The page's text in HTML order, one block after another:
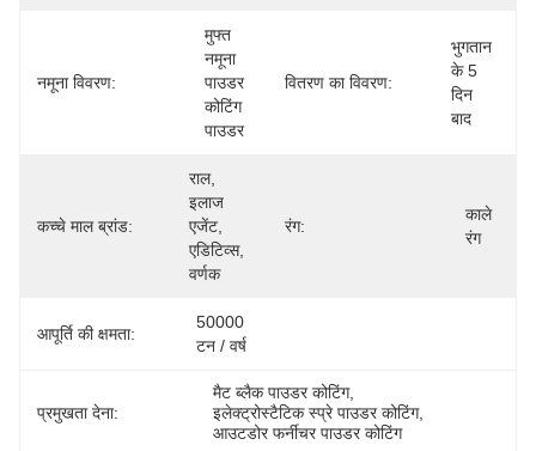
नमूना विवरण:
मुफ्त
नमूना
पाउडर
कोटिंग
पाउडर
वितरण का विवरण:
भुगतान
के 5
दिन
बाद
कच्चे माल ब्रांड:
राल,
इलाज
एजेंट,
एडिटिव्स,
वर्णक
रंग:
काले
रंग
आपूर्ति की क्षमता:
50000
टन / वर्ष
प्रमुखता देना:
मैट ब्लैक पाउडर कोटिंग,
इलेक्ट्रोस्टैटिक स्प्रे पाउडर कोटिंग,
आउटडोर फर्नीचर पाउडर कोटिंग